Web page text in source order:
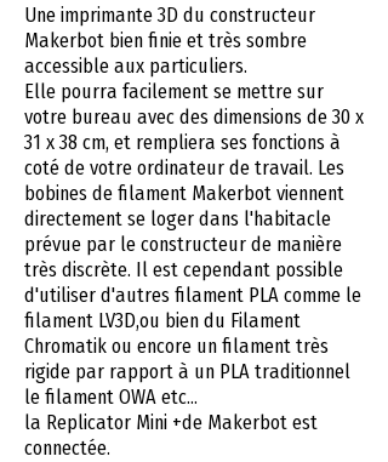
Une imprimante 3D du constructeur
Makerbot bien finie et très sombre
accessible aux particuliers.
Elle pourra facilement se mettre sur
votre bureau avec des dimensions de 30 x
31 x 38 cm, et rempliera ses fonctions à
coté de votre ordinateur de travail. Les
bobines de filament Makerbot viennent
directement se loger dans l'habitacle
prévue par le constructeur de manière
très discrète. Il est cependant possible
d'utiliser d'autres filament PLA comme le
filament LV3D,ou bien du Filament
Chromatik ou encore un filament très
rigide par rapport à un PLA traditionnel
le filament OWA etc...
la Replicator Mini +de Makerbot est
connectée.